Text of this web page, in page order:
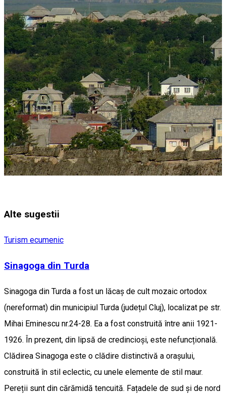
Alte sugestii
Turism ecumenic
Sinagoga din Turda
Sinagoga din Turda a fost un lăcaș de cult mozaic ortodox
(nereformat) din municipiul Turda (județul Cluj), localizat pe str.
Mihai Eminescu nr.24-28. Ea a fost construită între anii 1921-
1926. În prezent, din lipsă de credincioși, este nefuncțională.
Clădirea Sinagoga este o clădire distinctivă a orașului,
construită în stil eclectic, cu unele elemente de stil maur.
Pereții sunt din cărămidă tencuită. Fațadele de sud și de nord